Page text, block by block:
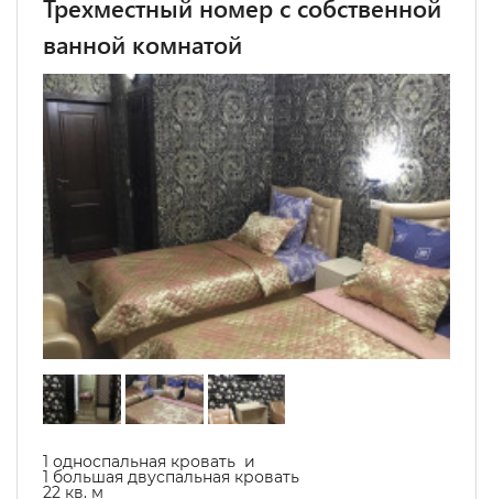
Трехместный номер с собственной
ванной комнатой
1 односпальная кровать и
1 большая двуспальная кровать
22 кв. м